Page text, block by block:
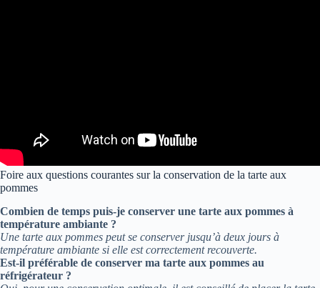
Foire aux questions courantes sur la conservation de la tarte aux
pommes
Combien de temps puis-je conserver une tarte aux pommes à
température ambiante ?
Une tarte aux pommes peut se conserver jusqu’à deux jours à
température ambiante si elle est correctement recouverte.
Est-il préférable de conserver ma tarte aux pommes au
réfrigérateur ?